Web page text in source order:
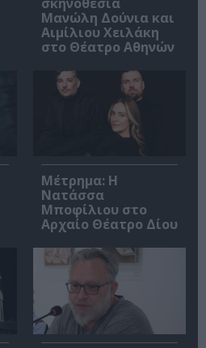
Μανώλη Δούνια και
Αιμίλιου Χειλάκη
στο Θέατρο Αθηνών
Μέτρημα: Η
Νατάσσα
Μποφίλιου στο
Αρχαίο Θέατρο Δίου